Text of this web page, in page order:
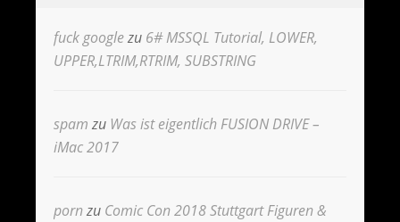
fuck googlezu 6# MSSQL Tutorial, LOWER,
UPPER,LTRIM,RTRIM, SUBSTRING
spam zu Was ist eigentlich FUSION DRIVE –
iMac 2017
pornzu Comic Con 2018 Stuttgart Figuren &